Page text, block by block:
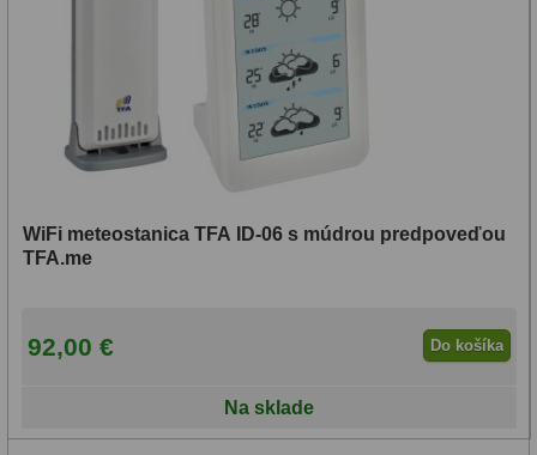
WiFi meteostanica TFA ID-06 s múdrou predpoveďou
TFA.me
92,00 € Do košíka
Na sklade